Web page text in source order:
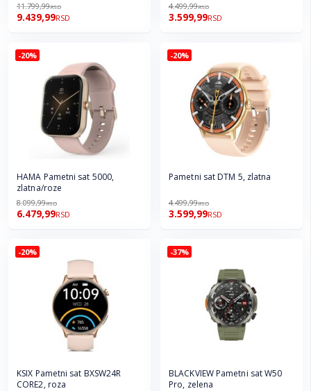
11.799,99RSD
9.439,99RSD
4.499,99RSD
3.599,99RSD
-20%
HAMA Pametni sat 5000,
zlatna/roze
8.099,99RSD
6.479,99RSD
-20%
Pametni sat DTM 5, zlatna
4.499,99RSD
3.599,99RSD
-20%
KSIX Pametni sat BXSW24R
CORE2, roza
-37%
BLACKVIEW Pametni sat W50
Pro, zelena